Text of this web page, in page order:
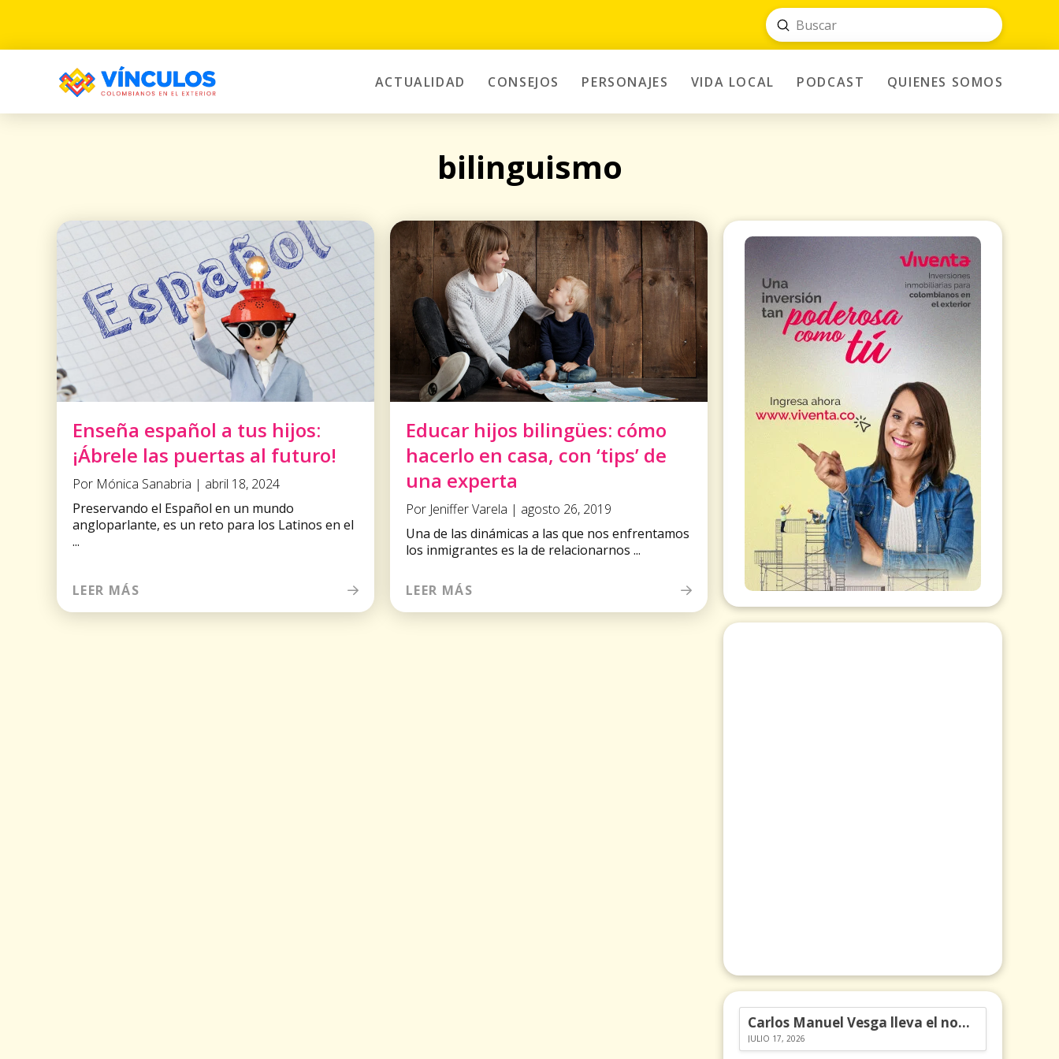
Search
Submit
ACTUALIDAD CONSEJOS PERSONAJES VIDA LOCAL PODCAST QUIENES SOMOS
bilinguismo
Enseña español a tus hijos:
¡Ábrele las puertas al futuro!
Por Mónica Sanabria | abril 18, 2024
Preservando el Español en un mundo
angloparlante, es un reto para los Latinos en el
...
LEER MÁS
Educar hijos bilingües: cómo
hacerlo en casa, con ‘tips’ de
una experta
Por Jeniffer Varela | agosto 26, 2019
Una de las dinámicas a las que nos enfrentamos
los inmigrantes es la de relacionarnos ...
LEER MÁS
Carlos Manuel Vesga lleva el nombre de Colombia a los Emmy
JULIO 17, 2026